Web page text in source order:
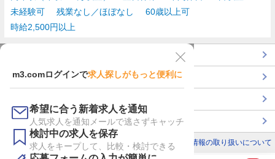
未経験可
残業なし／ほぼなし
60歳以上可
時給2,500円以上
m3.comログインで求人探しがもっと便利に
希望に合う新着求人を通知
人気求人を通知メールで逃さずキャッチ
検討中の求人を保存
求人をキープして、比較・検討できる
最近チェックした求人一覧
コンサルタントに転職相談
利用規約 個人情報の取り扱いについて